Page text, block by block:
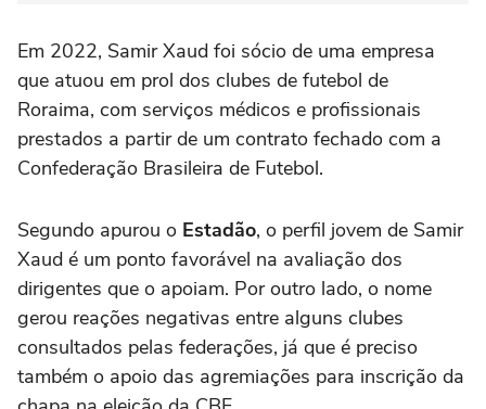
Em 2022, Samir Xaud foi sócio de uma empresa
que atuou em prol dos clubes de futebol de
Roraima, com serviços médicos e profissionais
prestados a partir de um contrato fechado com a
Confederação Brasileira de Futebol.
Segundo apurou o Estadão, o perfil jovem de Samir
Xaud é um ponto favorável na avaliação dos
dirigentes que o apoiam. Por outro lado, o nome
gerou reações negativas entre alguns clubes
consultados pelas federações, já que é preciso
também o apoio das agremiações para inscrição da